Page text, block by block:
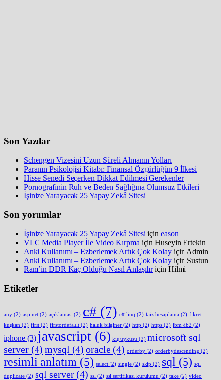
Son Yazılar
Schengen Vizesini Uzun Süreli Almanın Yolları
Paranın Psikolojisi Kitabı: Finansal Özgürlüğün 9 İlkesi
Hisse Senedi Seçerken Dikkat Edilmesi Gerekenler
Pornografinin Ruh ve Beden Sağlığına Olumsuz Etkileri
İşinize Yarayacak 25 Yapay Zekâ Sitesi
Son yorumlar
İşinize Yarayacak 25 Yapay Zekâ Sitesi için eason
VLC Media Player İle Video Kırpma için Huseyin Ertekin
Anki Kullanımı – Ezberlemek Artık Çok Kolay için Admin
Anki Kullanımı – Ezberlemek Artık Çok Kolay için Sustun
Ram’in DDR Kaç Olduğu Nasıl Anlaşılıriçin Hilmi
Etiketler
any (2) asp.net (2) açıklaması (2) c# (7) c# linq (2) faiz hesaplama (2) fikret
kuşkan (2) first (2) firstordefault (2) haluk bilginer (2) http (2) https (2) ibm db2 (2)
iphone (3) javascript (6) kış uykusu (2) microsoft sql
server (4) mysql (4) oracle (4) orderby (2) orderbydescending (2)
resimli anlatım (5) select (2) single (2) skip (2) sql (5) sql
duplicate (2) sql server (4) ssl (2) ssl sertifikası kurulumu (2) take (2) video